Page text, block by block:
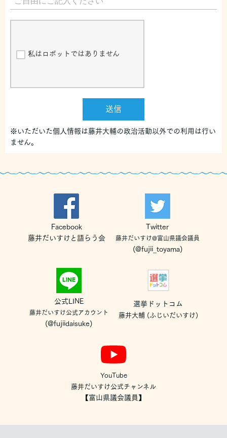
私はロボットではありません
送信
※いただいた個人情報は藤井大輔の政治活動以外での利用は行い
ません。
Facebook
藤井だいすけと語らう会
Twitter
藤井だいすけ@富山県議会議員
(@fujii_toyama)
公式LINE
藤井だいすけ公式アカウント
(@fujiidaisuke)
選挙ドットコム
藤井大輔 (ふじいだいすけ)
YouTube
藤井だいすけ公式チャンネル
【富山県議会議員】